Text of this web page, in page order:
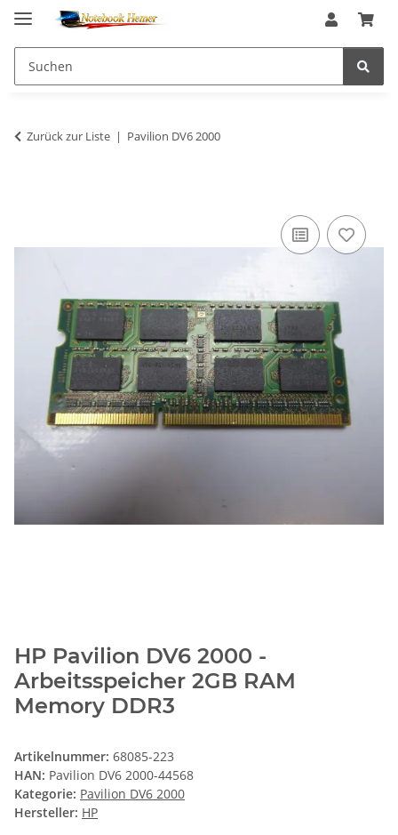
Zurück zur Liste Pavilion DV6 2000
HP Pavilion DV6 2000 -
Arbeitsspeicher 2GB RAM
Memory DDR3
Artikelnummer: 68085-223
HAN: Pavilion DV6 2000-44568
Kategorie: Pavilion DV6 2000
Hersteller: HP